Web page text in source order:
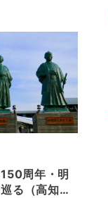
150周年・明
る（高知